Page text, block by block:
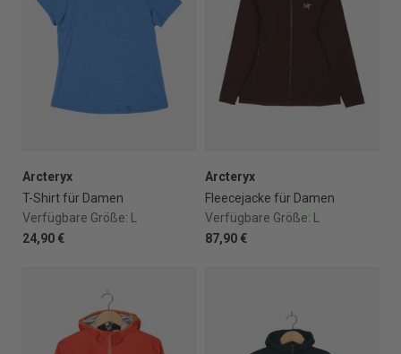
Arcteryx
T-Shirt für Damen
Verfügbare Größe:
24,90 €
Arcteryx
Fleecejacke für Damen
Verfügbare Größe:
87,90 €